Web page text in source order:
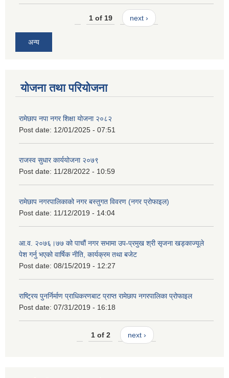
1 of 19 next ›
अन्य
योजना तथा परियोजना
रामेछाप नपा नगर शिक्षा योजना २०८२
Post date: 12/01/2025 - 07:51
राजस्व सुधार कार्ययोजना २०७९
Post date: 11/28/2022 - 10:59
रामेछाप नगरपालिकाको नगर बस्तुगत विवरण (नगर प्रोफाइल)
Post date: 11/12/2019 - 14:04
आ.व. २०७६।७७ को पाचौं नगर सभामा उप-प्रमुख श्री सृजना खड्काज्यूले
पेश गर्नु भएको वार्षिक नीति, कार्यक्रम तथा बजेट
Post date: 08/15/2019 - 12:27
राष्ट्रिय पुनर्निर्माण प्राधिकरणबाट प्राप्त रामेछाप नगरपालिका प्रोफाइल
Post date: 07/31/2019 - 16:18
1 of 2 next ›